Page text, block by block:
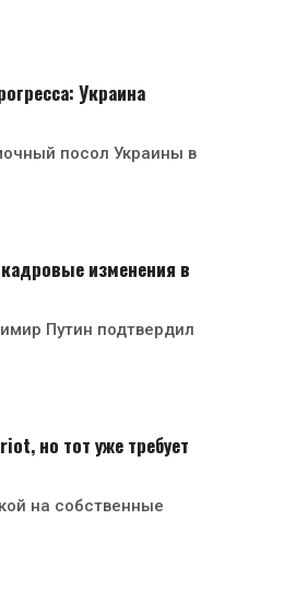
Украина
посол Украины в
изменения в
Путин подтвердил
но тот уже требует
на собственные